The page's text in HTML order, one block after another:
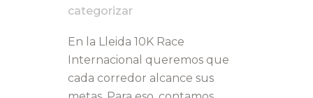
categorizar
En la Lleida 10K Race
Internacional queremos que
cada corredor alcance sus